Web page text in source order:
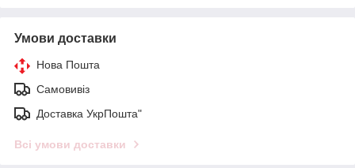
Умови доставки
Нова Пошта
Самовивіз
Доставка УкрПошта"
Всі умови доставки